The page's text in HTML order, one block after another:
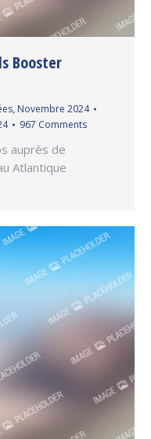
Booster
, Novembre 2024
967 Comments
auprès de
Atlantique